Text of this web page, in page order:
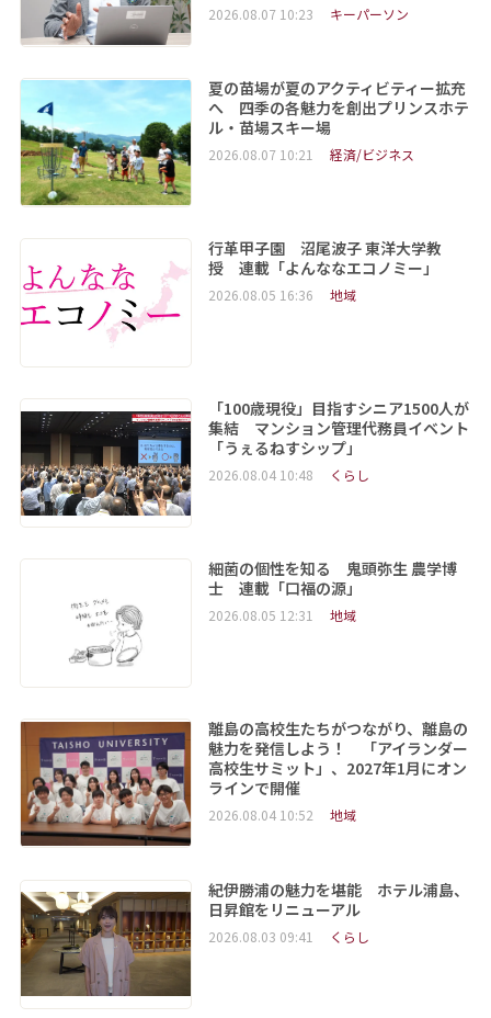
2026.08.07 10:23 キーパーソン
夏の苗場が夏のアクティビティー拡充
へ 四季の各魅力を創出プリンスホテ
ル・苗場スキー場
2026.08.07 10:21 経済/ビジネス
行革甲子園 沼尾波子 東洋大学教
授 連載「よんななエコノミー」
2026.08.05 16:36 地域
「100歳現役」目指すシニア1500人が
集結 マンション管理代務員イベント
「うぇるねすシップ」
2026.08.04 10:48 くらし
細菌の個性を知る 鬼頭弥生 農学博
士 連載「口福の源」
2026.08.05 12:31 地域
離島の高校生たちがつながり、離島の
魅力を発信しよう！ 「アイランダー
高校生サミット」、2027年1月にオン
ラインで開催
2026.08.04 10:52 地域
紀伊勝浦の魅力を堪能 ホテル浦島、
日昇館をリニューアル
2026.08.03 09:41 くらし